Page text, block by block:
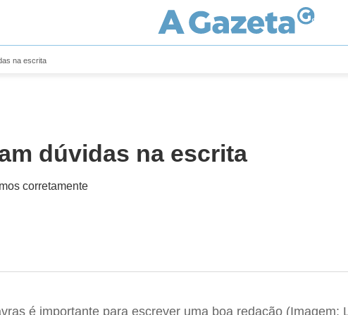
na escrita
dúvidas na escrita
corretamente